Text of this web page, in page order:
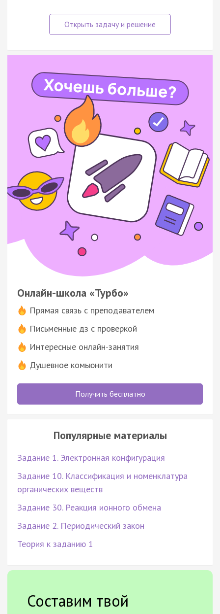
Онлайн-школа «Турбо»
Прямая связь с преподавателем
Письменные дз с проверкой
Интересные онлайн-занятия
Душевное комьюнити
Получить бесплатно
Популярные материалы
Задание 1. Электронная конфигурация
Задание 10. Классификация и номенклатура
органических веществ
Задание 30. Реакция ионного обмена
Задание 2. Периодический закон
Теория к заданию 1
Составим твой